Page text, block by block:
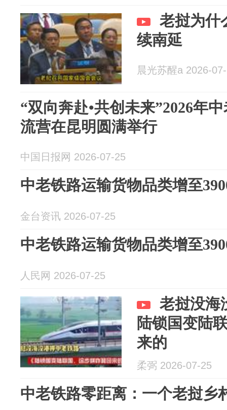
老挝为什
续南延
晨光苏醒a 2026-
“双向奔赴•共创未来”2026年
流营在昆明圆满举行
中国日报网 2026-07-25
中老铁路运输货物品类增至
金台资讯 2026-07-25
中老铁路运输货物品类增至
人民网 2026-07-25
老挝没海
陆锁国变陆
来的
柔弼 2026-07-25
中老铁路零距离：一个老挝乡